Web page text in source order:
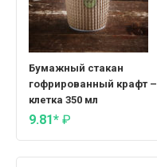
Бумажный стакан
гофрированный крафт –
клетка 350 мл
9.81* ₽